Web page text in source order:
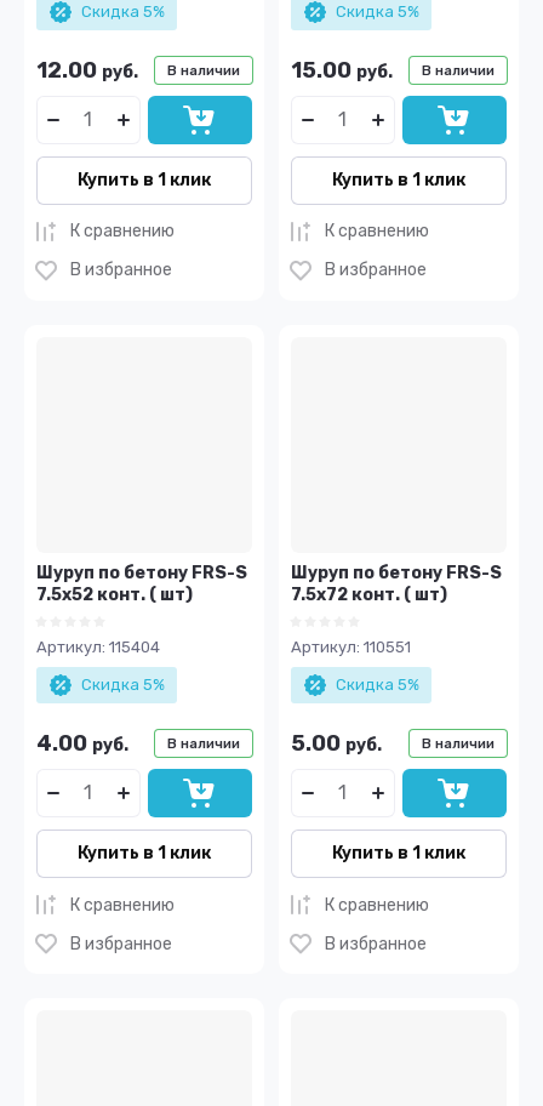
Скидка 5%
В наличии
12.00 руб.
Купить в 1 клик
К сравнению
В избранное
Скидка 5%
В наличии
15.00 руб.
Купить в 1 клик
К сравнению
В избранное
Шуруп по бетону FRS-S
7.5х52 конт. ( шт)
Артикул: 115404
Скидка 5%
В наличии
4.00 руб.
Купить в 1 клик
К сравнению
В избранное
Шуруп по бетону FRS-S
7.5х72 конт. ( шт)
Артикул: 110551
Скидка 5%
В наличии
5.00 руб.
Купить в 1 клик
К сравнению
В избранное